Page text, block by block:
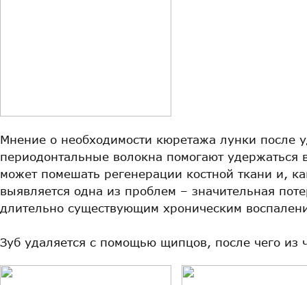
Мнение о необходимости кюретажа лунки после
периодонтальные волокна помогают удержаться
может помешать регенерации костной ткани и,
выявляется одна из проблем – значительная
длительно существующим хроническим
Зуб удаляется с помощью щипцов, после чего из